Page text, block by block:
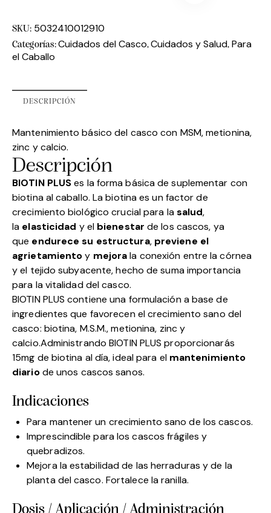
SKU: 5032410012910
Categorías:Cuidados del Casco,Cuidados y Salud, Para
el Caballo
DESCRIPCIÓN
Mantenimiento básico del casco con MSM, metionina,
zinc y calcio.
Descripción
BIOTIN PLUSes la forma básica de suplementar con
biotina al caballo. La biotina es un factor de
crecimiento biológico crucial para lasalud,
la elasticidad y el bienestarde los cascos, ya
que endurece su estructura, previene el
agrietamientoy mejorala conexión entre la córnea
y el tejido subyacente, hecho de suma importancia
para la vitalidad del casco.
BIOTIN PLUS contiene una formulación a base de
ingredientes que favorecen el crecimiento sano del
casco: biotina, M.S.M., metionina, zinc y
calcio.Administrando BIOTIN PLUS proporcionarás
15mg de biotina al día, ideal para elmantenimiento
diariode unos cascos sanos.
Indicaciones
Para mantener un crecimiento sano de los cascos.
Imprescindible para los cascos frágiles y
quebradizos.
Mejora la estabilidad de las herraduras y de la
planta del casco. Fortalece la ranilla.
Dosis / Aplicación / Administración